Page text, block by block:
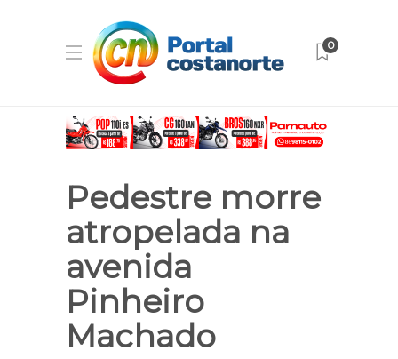
0
Pedestre morre
atropelada na
avenida
Pinheiro
Machado